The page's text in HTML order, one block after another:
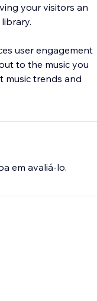
your visitors an
user engagement
to the music you
music trends and
em avaliá-lo.